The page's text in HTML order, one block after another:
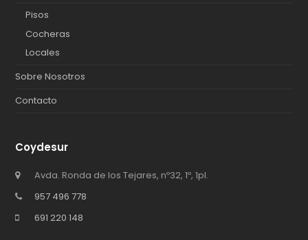
Pisos
Cocheras
Locales
Sobre Nosotros
Contacto
Coydesur
Avda. Ronda de los Tejares, nº32, 1º, 1pl.
957 496 778
691 220 148